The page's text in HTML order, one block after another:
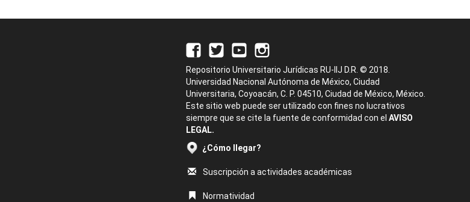
Repositorio Universitario Jurídicas RU-IIJ D.R. © 2018.
Universidad Nacional Autónoma de México, Ciudad
Universitaria, Coyoacán, C. P. 04510, Ciudad de México, México.
Este sitio web puede ser utilizado con fines no lucrativos
siempre que se cite la fuente de conformidad con el AVISO
LEGAL.
¿Cómo llegar?
Suscripción a actividades académicas
Normatividad